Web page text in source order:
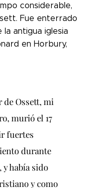
considerable,
Fue enterrado
antigua iglesia
en Horbury,
de Ossett, mi
murió el 17
fuertes
durante
había sido
y como